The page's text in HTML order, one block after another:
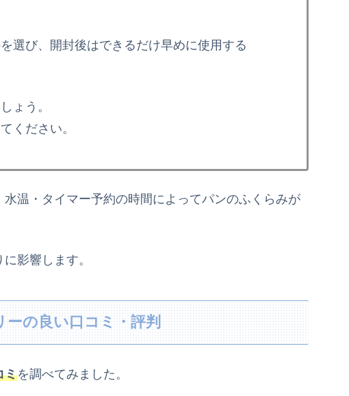
選び、開封後はできるだけ早めに使用する
ょう。
ください。
温・タイマー予約の時間によってパンのふくらみが
影響します。
の良い口コミ・評判
ミを調べてみました。